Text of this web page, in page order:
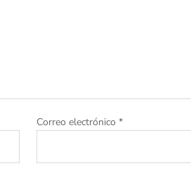
Correo electrónico *